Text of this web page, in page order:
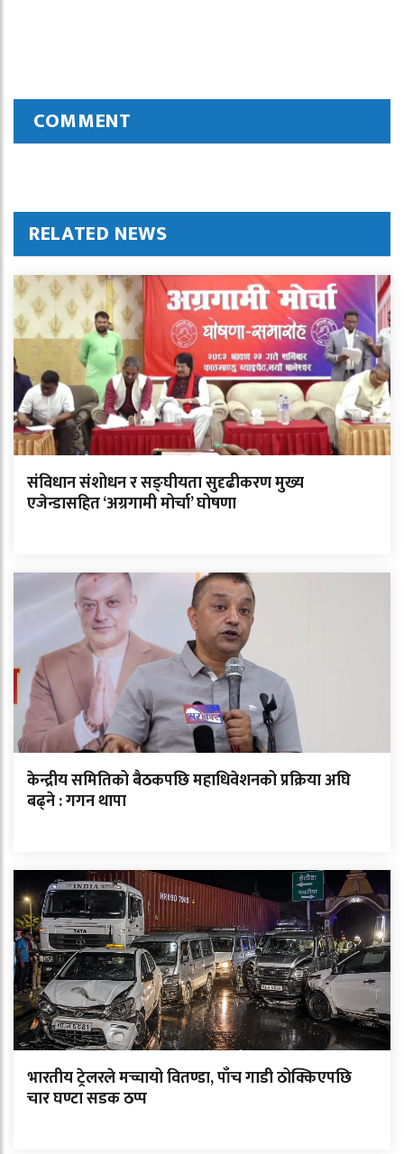
COMMENT
RELATED NEWS
संविधान संशोधन र सङ्घीयता सुदृढीकरण मुख्य
एजेन्डासहित ‘अग्रगामी मोर्चा’ घोषणा
केन्द्रीय समितिको बैठकपछि महाधिवेशनको प्रक्रिया अघि
बढ्ने : गगन थापा
भारतीय ट्रेलरले मच्चायो वितण्डा, पाँच गाडी ठोक्किएपछि
चार घण्टा सडक ठप्प